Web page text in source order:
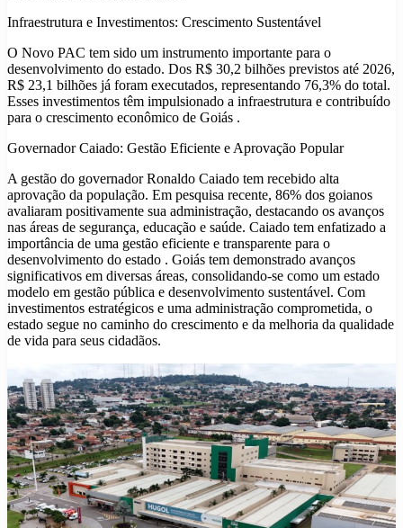
Infraestrutura e Investimentos: Crescimento Sustentável
O Novo PAC tem sido um instrumento importante para o
desenvolvimento do estado. Dos R$ 30,2 bilhões previstos até 2026,
R$ 23,1 bilhões já foram executados, representando 76,3% do total.
Esses investimentos têm impulsionado a infraestrutura e contribuído
para o crescimento econômico de Goiás .​
Governador Caiado: Gestão Eficiente e Aprovação Popular
A gestão do governador Ronaldo Caiado tem recebido alta
aprovação da população. Em pesquisa recente, 86% dos goianos
avaliaram positivamente sua administração, destacando os avanços
nas áreas de segurança, educação e saúde. Caiado tem enfatizado a
importância de uma gestão eficiente e transparente para o
desenvolvimento do estado .​ Goiás tem demonstrado avanços
significativos em diversas áreas, consolidando-se como um estado
modelo em gestão pública e desenvolvimento sustentável. Com
investimentos estratégicos e uma administração comprometida, o
estado segue no caminho do crescimento e da melhoria da qualidade
de vida para seus cidadãos.​